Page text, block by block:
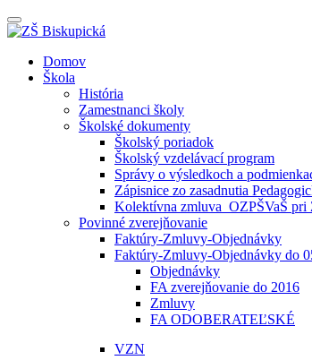
Prepínateľná
navigácia
Prejsť
Domov
Škola
História
Zamestnanci školy
Školské dokumenty
Školský poriadok
Školský vzdelávací program
Správy o výsledkoch a
Zápisnice zo zasadnutia
Kolektívna zmluva_OZPŠVaŠ pri
Povinné zverejňovanie
Faktúry-Zmluvy-Objednávky
Faktúry-Zmluvy-Objednávky do
Objednávky
FA zverejňovanie do 2016
Zmluvy
FA ODOBERATEĽSKÉ
VZN